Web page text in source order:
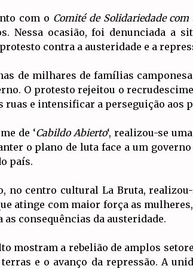
com o Comité de Solidariedade com
Nessa ocasião, foi denunciada a
contra a austeridade e a
de milhares de famílias
O protesto rejeitou o
ruas e intensificar a perseguição aos
de ‘Cabildo Abierto‘, realizou-se
o plano de luta face a um
país.
no centro cultural La Bruta, realizou-
atinge com maior força as
consequências da austeridade.
mostram a rebelião de amplos
e o avanço da repressão. A